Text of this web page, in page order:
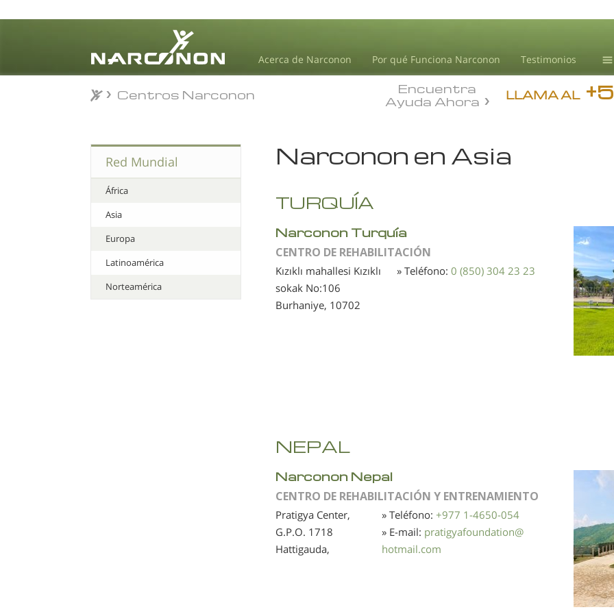
Acerca de Narconon Por qué Funciona Narconon Testimonios
⨯ LLAMA AL
Encuentra
Ayuda Ahora
Centros Narconon
Narconon en Asia
TURQUÍA
Narconon Turquía
CENTRO DE REHABILITACIÓN
Kızıklı mahallesi Kızıklı
sokak No:106
Burhaniye, 10702
» Teléfono: 0 (850) 304 23 23
NEPAL
Narconon Nepal
CENTRO DE REHABILITACIÓN Y ENTRENAMIENTO
Pratigya Center,
G.P.O. 1718
Hattigauda,
» Teléfono: +977 1-4650-054
» E-mail: pratigyafoundation@
hotmail.com
Red Mundial
África
Asia
Europa
Latinoamérica
Norteamérica
Centros Narconon